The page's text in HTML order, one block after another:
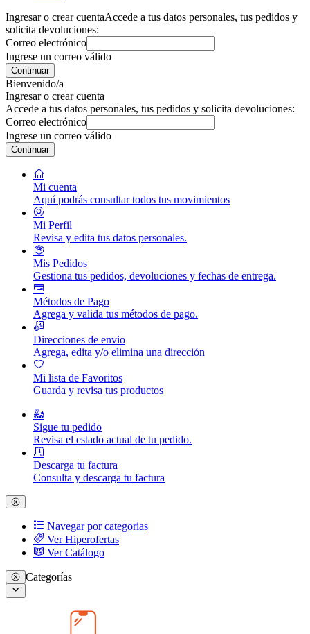
Ingresar o crear cuentaAccede a tus datos personales, tus pedidos y
solicita devoluciones:
Correo electrónico
Ingrese un correo válido
Continuar
Bienvenido/a
Ingresar o crear cuenta
Accede a tus datos personales, tus pedidos y solicita devoluciones:
Correo electrónico
Ingrese un correo válido
Continuar
Mi cuenta
Aquí podrás consultar todos tus movimientos
Mi Perfil
Revisa y edita tus datos personales.
Mis Pedidos
Gestiona tus pedidos, devoluciones y fechas de entrega.
Métodos de Pago
Agrega y valida tus métodos de pago.
Direcciones de envio
Agrega, edita y/o elimina una dirección
Mi lista de Favoritos
Guarda y revisa tus productos
Sigue tu pedido
Revisa el estado actual de tu pedido.
Descarga tu factura
Consulta y descarga tu factura
Navegar por categorias
Ver Hiperofertas
Ver Catálogo
Categorías